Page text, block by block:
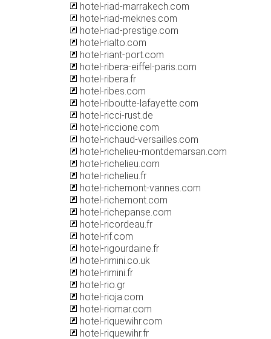
hotel-riad-marrakech.com
hotel-riad-meknes.com
hotel-riad-prestige.com
hotel-rialto.com
hotel-riant-port.com
hotel-ribera-eiffel-paris.com
hotel-ribera.fr
hotel-ribes.com
hotel-riboutte-lafayette.com
hotel-ricci-rust.de
hotel-riccione.com
hotel-richaud-versailles.com
hotel-richelieu-montdemarsan.com
hotel-richelieu.com
hotel-richelieu.fr
hotel-richemont-vannes.com
hotel-richemont.com
hotel-richepanse.com
hotel-ricordeau.fr
hotel-rif.com
hotel-rigourdaine.fr
hotel-rimini.co.uk
hotel-rimini.fr
hotel-rio.gr
hotel-rioja.com
hotel-riomar.com
hotel-riquewihr.com
hotel-riquewihr.fr